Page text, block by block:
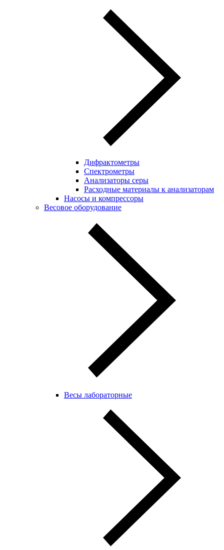
Дифрактометры
Спектрометры
Анализаторы серы
Расходные материалы к анализаторам
Насосы и компрессоры
Весовое оборудование
Весы лабораторные